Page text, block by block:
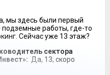
мы здесь были первый
работы, где-то
Сейчас уже 13 этаж?
сектора
Да, 13, скоро